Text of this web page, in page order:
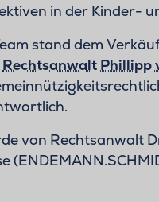
in der Kinder-
stand dem
Rechtsanwalt Phillipp
von Rechtsanwalt